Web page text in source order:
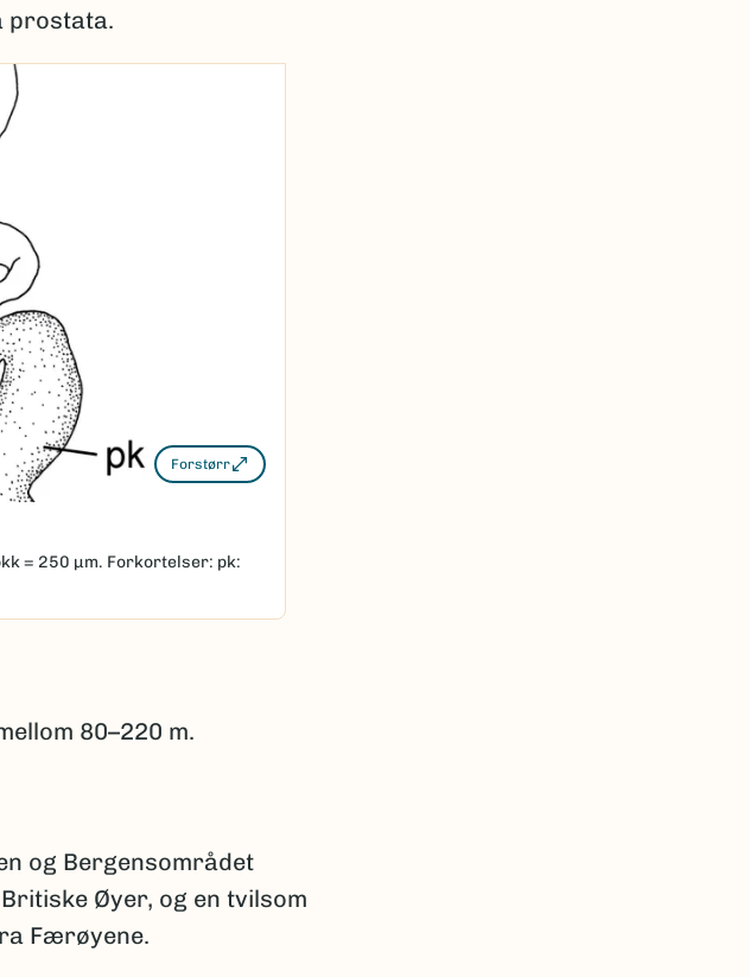
prostata.
Forstørr
= 250 μm. Forkortelser: pk:
80–220 m.
og Bergensområdet
Øyer, og en tvilsom
Færøyene.